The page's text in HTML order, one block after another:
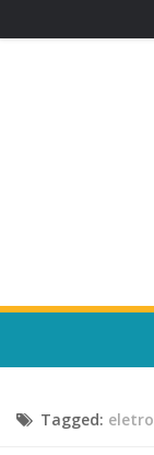
Escola,
Tagged: